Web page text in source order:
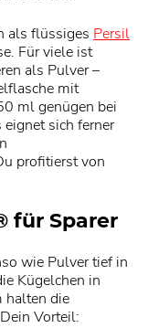
als flüssiges Persil
Für viele ist
als Pulver –
mit
ml genügen bei
sich ferner
profitierst von
für Sparer
wie Pulver tief in
Kügelchen in
halten die
Vorteil: